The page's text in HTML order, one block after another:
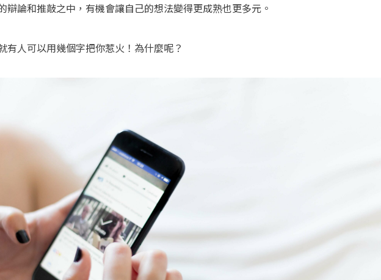
辯論和推敲之中，有機會讓自己的想法變得更成熟也更多元。
有人可以用幾個字把你惹火！為什麼呢？